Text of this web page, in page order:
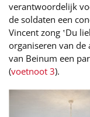
verantwoordelijk
de soldaten een
Vincent zong ‛Du
organiseren van
van Beinum een
(voetnoot 3).